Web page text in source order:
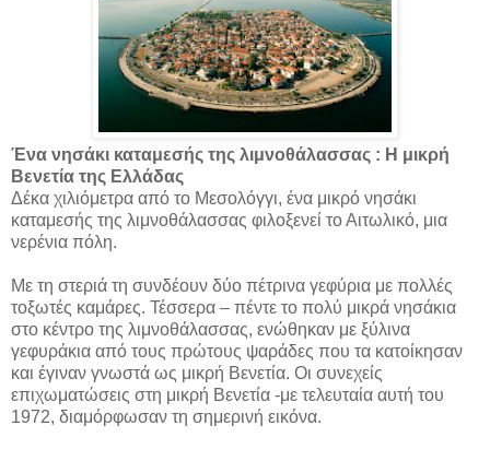
Ένα νησάκι καταμεσής της λιμνοθάλασσας : Η μικρή
Βενετία της Ελλάδας
Δέκα χιλιόμετρα από το Μεσολόγγι, ένα μικρό νησάκι
καταμεσής της λιμνοθάλασσας φιλοξενεί το Αιτωλικό, μια
νερένια πόλη.
Με τη στεριά τη συνδέουν δύο πέτρινα γεφύρια με πολλές
τοξωτές καμάρες. Τέσσερα – πέντε το πολύ μικρά νησάκια
στο κέντρο της λιμνοθάλασσας, ενώθηκαν με ξύλινα
γεφυράκια από τους πρώτους ψαράδες που τα κατοίκησαν
και έγιναν γνωστά ως μικρή Βενετία. Οι συνεχείς
επιχωματώσεις στη μικρή Βενετία -με τελευταία αυτή του
1972, διαμόρφωσαν τη σημερινή εικόνα.